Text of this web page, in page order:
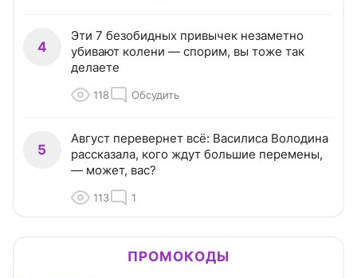
4
Эти 7 безобидных привычек незаметно
убивают колени — спорим, вы тоже так
делаете
118 Обсудить
5
Август перевернет всё: Василиса Володина
рассказала, кого ждут большие перемены,
— может, вас?
113 1
ПРОМОКОДЫ